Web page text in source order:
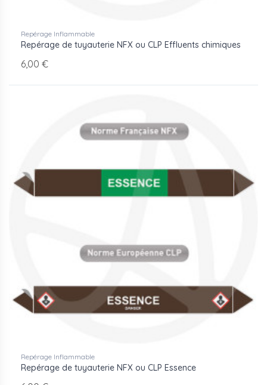
Repérage Inflammable
Repérage de tuyauterie NFX ou CLP Effluents chimiques
6,00 €
Repérage Inflammable
Repérage de tuyauterie NFX ou CLP Essence